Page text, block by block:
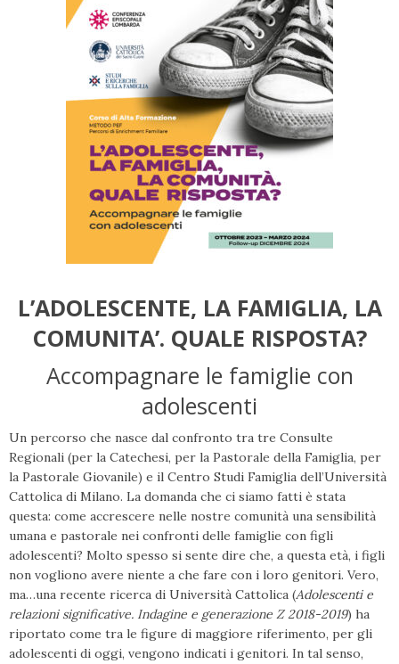
L’ADOLESCENTE, LA FAMIGLIA, LA
COMUNITA’. QUALE RISPOSTA?
Accompagnare le famiglie con
adolescenti
Un percorso che nasce dal confronto tra tre Consulte
Regionali (per la Catechesi, per la Pastorale della Famiglia, per
la Pastorale Giovanile) e il Centro Studi Famiglia dell’Università
Cattolica di Milano. La domanda che ci siamo fatti è stata
questa: come accrescere nelle nostre comunità una sensibilità
umana e pastorale nei confronti delle famiglie con figli
adolescenti? Molto spesso si sente dire che, a questa età, i figli
non vogliono avere niente a che fare con i loro genitori. Vero,
ma…una recente ricerca di Università Cattolica (Adolescenti e
relazioni significative. Indagine e generazione Z 2018-2019) ha
riportato come tra le figure di maggiore riferimento, per gli
adolescenti di oggi, vengono indicati i genitori. In tal senso,